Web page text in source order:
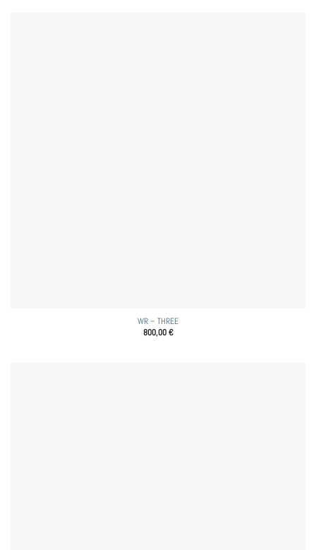
WR – THREE
800,00€